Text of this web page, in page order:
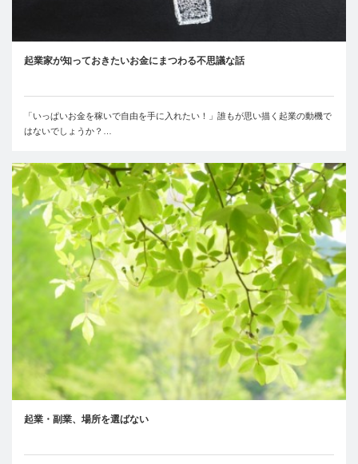
起業家が知っておきたいお金にまつわる不思議な話
「いっぱいお金を稼いで自由を手に入れたい！」誰もが思い描く起業の動機で
はないでしょうか？…
起業・副業、場所を選ばない